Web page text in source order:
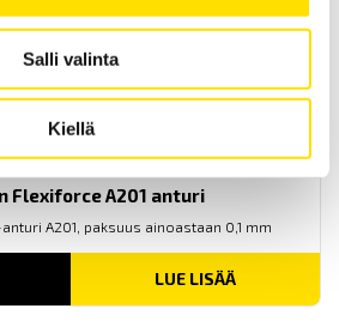
Salli valinta
Kiellä
Flexiforce A201 anturi
A201, paksuus ainoastaan 0,1 mm
LUE LISÄÄ